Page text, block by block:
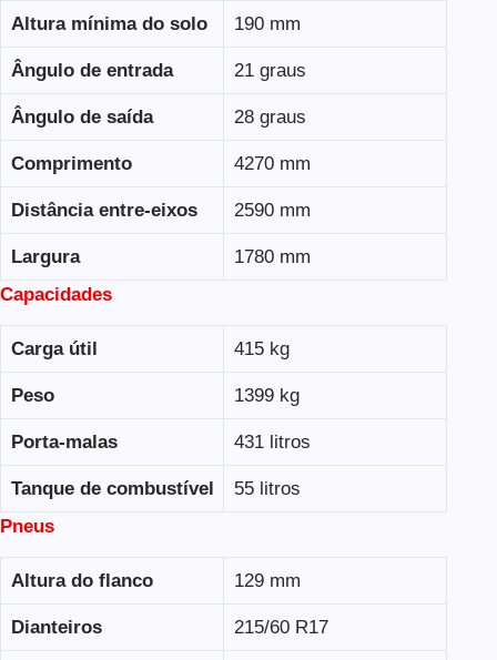
Altura mínima do solo 190 mm
Ângulo de entrada 21 graus
Ângulo de saída 28 graus
Comprimento 4270 mm
Distância entre-eixos 2590 mm
Largura
1780 mm
Capacidades
Carga útil 415 kg
Peso 1399 kg
Porta-malas 431 litros
Tanque de combustível
55 litros
Pneus
Altura do flanco 129 mm
Dianteiros 215/60 R17